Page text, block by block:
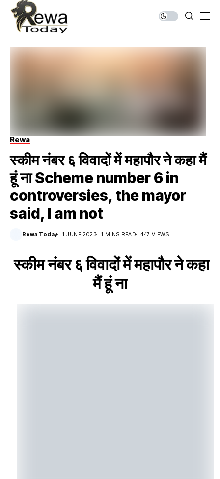
Rewa
स्कीम नंबर ६ विवादों में महापौर ने कहा मैं
हूं ना Scheme number 6 in
controversies, the mayor
said, I am not
Rewa Today 1 JUNE 2023 1 MINS READ 447 VIEWS
स्कीम नंबर ६ विवादों में महापौर ने कहा
मैं हूं ना